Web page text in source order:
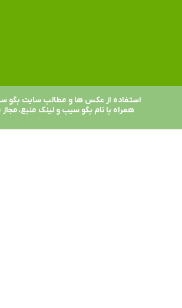
استفاده از عکس ها و مطالب سایت بگو
همراه با نام بگو سیب و لینک منبع، مجاز